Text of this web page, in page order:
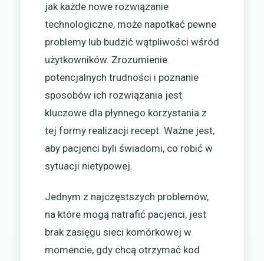
jak każde nowe rozwiązanie
technologiczne, może napotkać pewne
problemy lub budzić wątpliwości wśród
użytkowników. Zrozumienie
potencjalnych trudności i poznanie
sposobów ich rozwiązania jest
kluczowe dla płynnego korzystania z
tej formy realizacji recept. Ważne jest,
aby pacjenci byli świadomi, co robić w
sytuacji nietypowej.
Jednym z najczęstszych problemów,
na które mogą natrafić pacjenci, jest
brak zasięgu sieci komórkowej w
momencie, gdy chcą otrzymać kod